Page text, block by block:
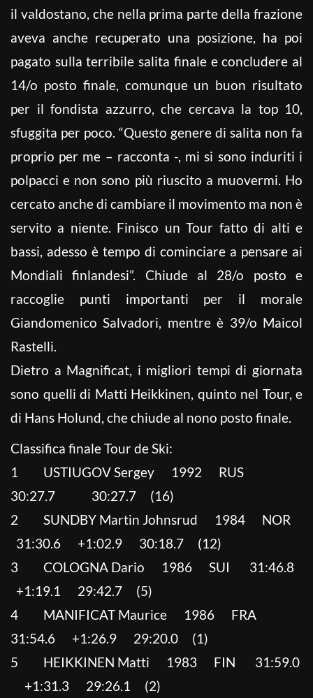
il valdostano, che nella prima parte della frazione
aveva anche recuperato una posizione, ha poi
pagato sulla terribile salita finale e concludere al
14/o posto finale, comunque un buon risultato
per il fondista azzurro, che cercava la top 10,
sfuggita per poco. “Questo genere di salita non fa
proprio per me – racconta -, mi si sono induriti i
polpacci e non sono più riuscito a muovermi. Ho
cercato anche di cambiare il movimento ma non è
servito a niente. Finisco un Tour fatto di alti e
bassi, adesso è tempo di cominciare a pensare ai
Mondiali finlandesi”. Chiude al 28/o posto e
raccoglie punti importanti per il morale
Giandomenico Salvadori, mentre è 39/o Maicol
Rastelli.
Dietro a Magnificat, i migliori tempi di giornata
sono quelli di Matti Heikkinen, quinto nel Tour, e
di Hans Holund, che chiude al nono posto finale.
Classifica finale Tour de Ski:
1 USTIUGOV Sergey 1992 RUS
30:27.7 30:27.7 (16)
2 SUNDBY Martin Johnsrud 1984 NOR
31:30.6 +1:02.9 30:18.7 (12)
3 COLOGNA Dario 1986 SUI 31:46.8
+1:19.1 29:42.7 (5)
4 MANIFICAT Maurice 1986 FRA
31:54.6 +1:26.9 29:20.0 (1)
5 HEIKKINEN Matti 1983 FIN 31:59.0
+1:31.3 29:26.1 (2)